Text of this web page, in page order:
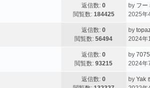
返信数:0
閲覧数: 184425
by フー
2025年
返信数:0
閲覧数:56494
by
2024年
返信数:0
閲覧数:93215
by 7075
2024年
返信数:0
by Yak